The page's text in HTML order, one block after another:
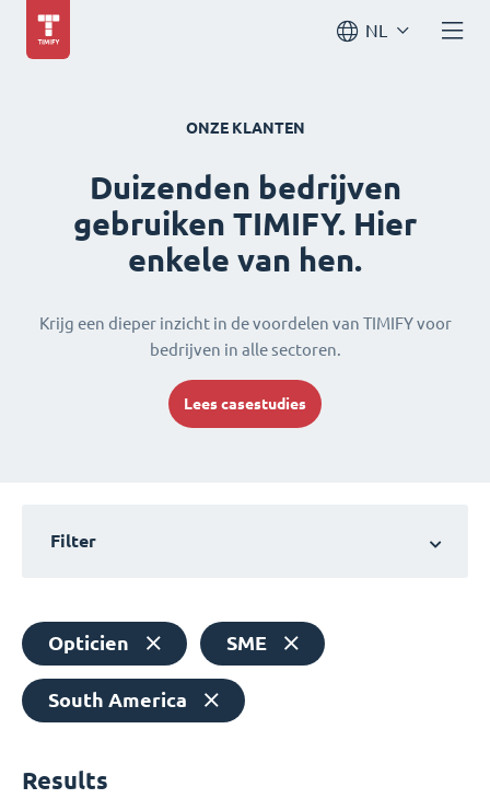
NL
ONZE KLANTEN
Duizenden bedrijven
gebruiken TIMIFY. Hier
enkele van hen.
Krijg een dieper inzicht in de voordelen van TIMIFY voor
bedrijven in alle sectoren.
Lees casestudies
Filter
Opticien SME
South America
Results